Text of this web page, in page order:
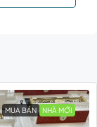
MUA BÁN NHÀ MỚI